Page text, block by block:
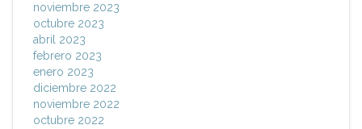
noviembre 2023
octubre 2023
abril 2023
febrero 2023
enero 2023
diciembre 2022
noviembre 2022
octubre 2022